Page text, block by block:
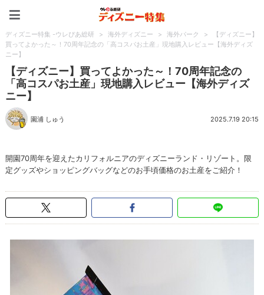
ディズニー特集 -ウレぴあ総研 > 海外ディズニー > 海外パーク >
【ディズニー】
買ってよかった～！70周年記念の「高コスパお土産」現地購入レビュー【海外ディズ
ニー】
【ディズニー】買ってよかった～！70周年記念の
「高コスパお土産」現地購入レビュー【海外ディズ
ニー】
園浦 しゅう 2025.7.19 20:15
開園70周年を迎えたカリフォルニアのディズニーランド・リゾート。限
定グッズやショッピングバッグなどのお手頃価格のお土産をご紹介！